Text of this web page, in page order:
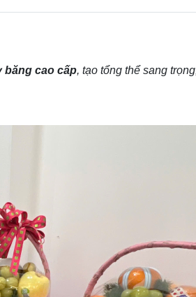
băng cao cấp, tạo tổng thể sang